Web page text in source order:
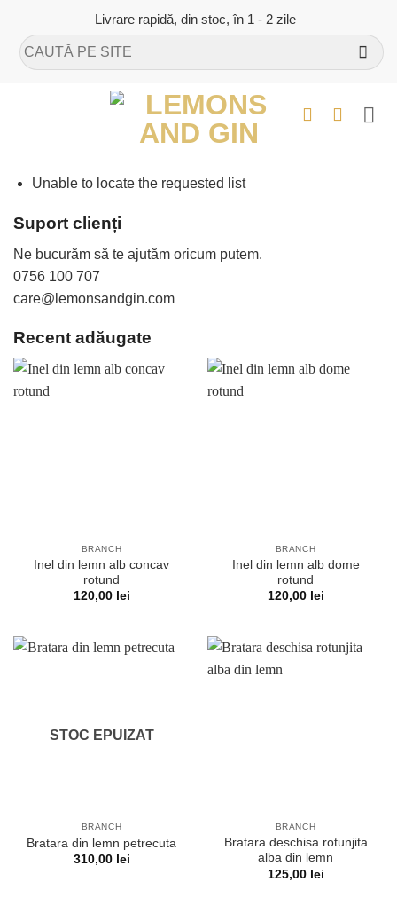
content
Livrare rapidă, din stoc, în 1 - 2 zile
Caută
după:
Unable to locate the requested list
Suport clienți
Ne bucurăm să te ajutăm oricum putem.
0756 100 707
care@lemonsandgin.com
Recent adăugate
BRANCH
Inel din lemn alb concav
rotund
120,00 lei
BRANCH
Inel din lemn alb dome
rotund
120,00 lei
STOC EPUIZAT
BRANCH
Bratara din lemn petrecuta
310,00 lei
BRANCH
Bratara deschisa rotunjita
alba din lemn
125,00 lei